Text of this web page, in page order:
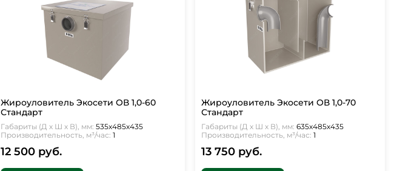
Жироуловитель Экосети ОВ 1,0-60
Стандарт
Габариты (Д х Ш х В), мм: 535х485х435
Производительность, м³/час: 1
12 500 руб.
Жироуловитель Экосети ОВ 1,0-70
Стандарт
Габариты (Д х Ш х В), мм: 635х485х435
Производительность, м³/час: 1
13 750 руб.